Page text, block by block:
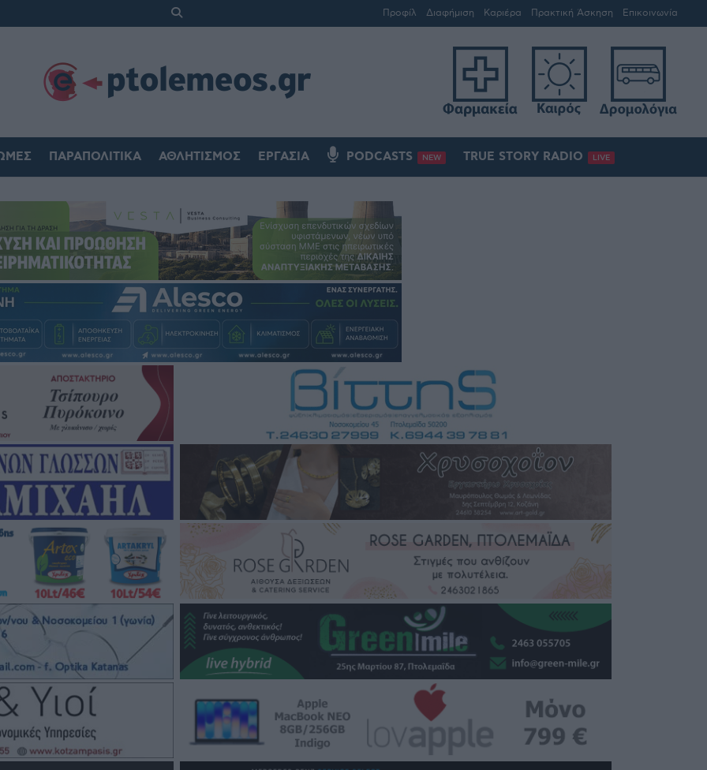
Προφίλ Διαφήμιση Καριέρα Πρακτική Άσκηση Επικοινωνία
ΠΑΡΑΠΟΛΙΤΙΚΆ ΑΘΛΗΤΙΣΜΌΣ ΕΡΓΑΣΊΑ PODCASTS NEW TRUE STORY RADIO LIVE